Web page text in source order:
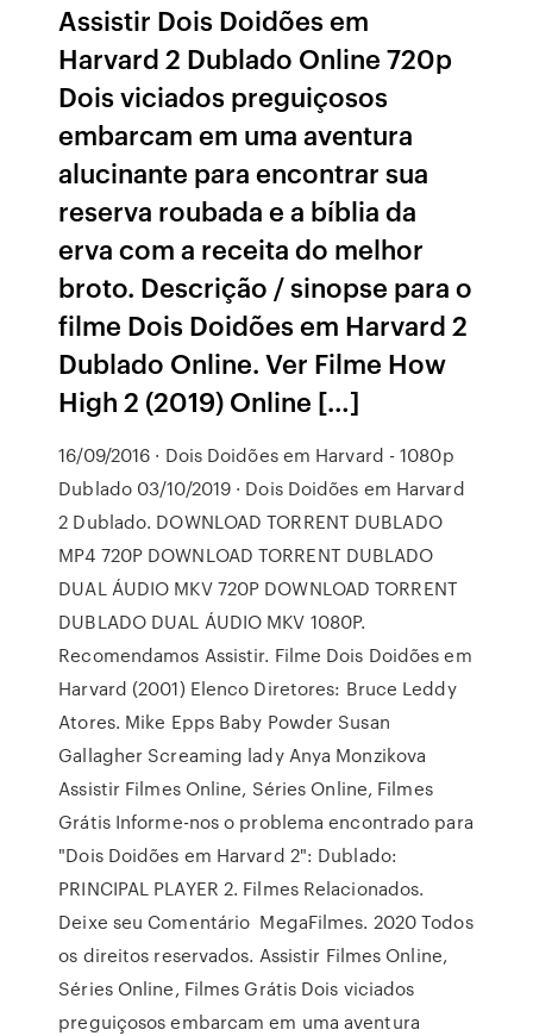
Assistir Dois Doidões em
Harvard 2 Dublado Online 720p
Dois viciados preguiçosos
embarcam em uma aventura
alucinante para encontrar sua
reserva roubada e a bíblia da
erva com a receita do melhor
broto. Descrição / sinopse para o
filme Dois Doidões em Harvard 2
Dublado Online. Ver Filme How
High 2 (2019) Online […]
16/09/2016 · Dois Doidões em Harvard - 1080p
Dublado 03/10/2019 · Dois Doidões em Harvard
2 Dublado. DOWNLOAD TORRENT DUBLADO
MP4 720P DOWNLOAD TORRENT DUBLADO
DUAL ÁUDIO MKV 720P DOWNLOAD TORRENT
DUBLADO DUAL ÁUDIO MKV 1080P.
Recomendamos Assistir. Filme Dois Doidões em
Harvard (2001) Elenco Diretores: Bruce Leddy
Atores. Mike Epps Baby Powder Susan
Gallagher Screaming lady Anya Monzikova
Assistir Filmes Online, Séries Online, Filmes
Grátis Informe-nos o problema encontrado para
"Dois Doidões em Harvard 2": Dublado:
PRINCIPAL PLAYER 2. Filmes Relacionados.
Deixe seu Comentário MegaFilmes. 2020 Todos
os direitos reservados. Assistir Filmes Online,
Séries Online, Filmes Grátis Dois viciados
preguiçosos embarcam em uma aventura